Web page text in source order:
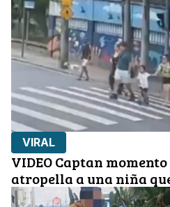
VIRAL
VIDEO Captan
atropella a una niña